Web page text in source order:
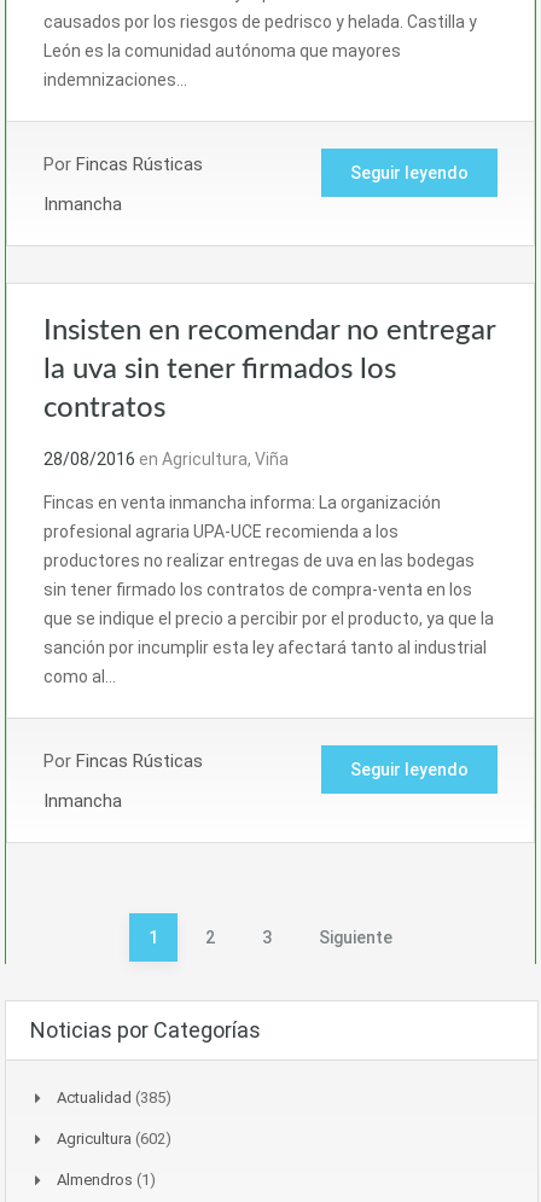
causados por los riesgos de pedrisco y helada. Castilla y
León es la comunidad autónoma que mayores
indemnizaciones…
Por Fincas Rústicas
Inmancha
Seguir leyendo
Insisten en recomendar no entregar
la uva sin tener firmados los
contratos
28/08/2016 en Agricultura, Viña
Fincas en venta inmancha informa: La organización
profesional agraria UPA-UCE recomienda a los
productores no realizar entregas de uva en las bodegas
sin tener firmado los contratos de compra-venta en los
que se indique el precio a percibir por el producto, ya que la
sanción por incumplir esta ley afectará tanto al industrial
como al…
Por Fincas Rústicas
Inmancha
Seguir leyendo
Paginación
entradas
1 2 3 Siguiente
Noticias por Categorías
Actualidad (385)
Agricultura (602)
Almendros (1)